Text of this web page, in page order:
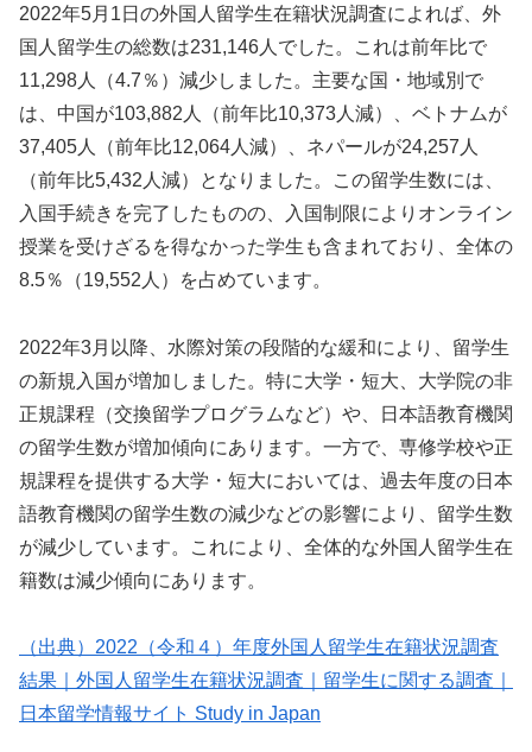
2022年5月1日の外国人留学生在籍状況調査によれば、外
国人留学生の総数は231,146人でした。これは前年比で
11,298人（4.7％）減少しました。主要な国・地域別で
は、中国が103,882人（前年比10,373人減）、ベトナムが
37,405人（前年比12,064人減）、ネパールが24,257人
（前年比5,432人減）となりました。この留学生数には、
入国手続きを完了したものの、入国制限によりオンライン
授業を受けざるを得なかった学生も含まれており、全体の
8.5％（19,552人）を占めています。
2022年3月以降、水際対策の段階的な緩和により、留学生
の新規入国が増加しました。特に大学・短大、大学院の非
正規課程（交換留学プログラムなど）や、日本語教育機関
の留学生数が増加傾向にあります。一方で、専修学校や正
規課程を提供する大学・短大においては、過去年度の日本
語教育機関の留学生数の減少などの影響により、留学生数
が減少しています。これにより、全体的な外国人留学生在
籍数は減少傾向にあります。
（出典）2022（令和４）年度外国人留学生在籍状況調査
結果｜外国人留学生在籍状況調査｜留学生に関する調査｜
日本留学情報サイト Study in Japan